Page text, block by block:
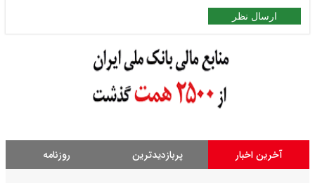
ارسال نظر
آخرین اخبار پربازدیدترین روزنامه